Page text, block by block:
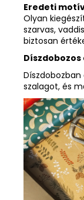
Eredeti
Olyan
szarvas,
biztosan
szalagot, és